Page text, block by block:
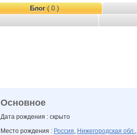
Блог( 0 )
Основное
Дата рождения : скрыто
Место рождения : Россия, Нижегородская обл.,